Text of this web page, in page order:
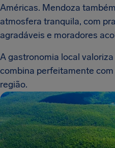
Américas. Mendoza
atmosfera tranquila, com
agradáveis e moradores
A gastronomia local
combina perfeitamente
região.